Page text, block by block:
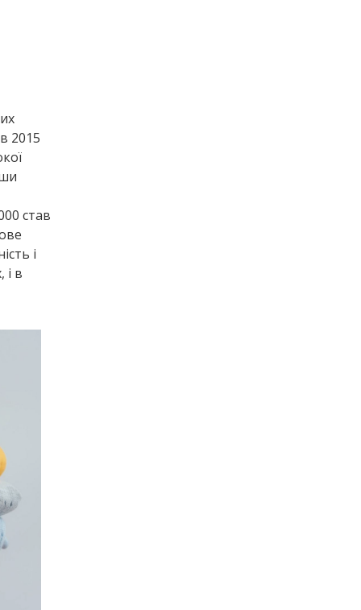
2015
став
і
і в